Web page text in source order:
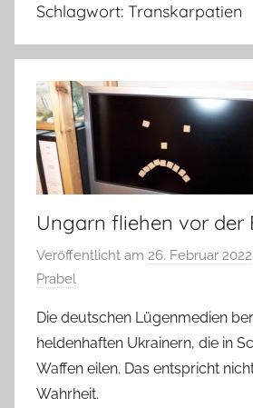
Schlagwort: Transkarpatien
Ungarn fliehen vor der
Veröffentlicht am 26. Februar 2022
Prabel
Die deutschen Lügenmedien
heldenhaften Ukrainern, die in
Waffen eilen. Das entspricht
Wahrheit.